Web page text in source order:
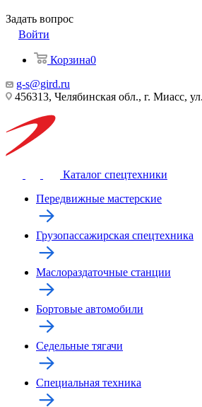
Задать вопрос
Войти
Корзина0
g-s@gird.ru
456313, Челябинская обл., г. Миасс,
Каталог спецтехники
Передвижные мастерские
Грузопассажирская спецтехника
Маслораздаточные станции
Бортовые автомобили
Седельные тягачи
Специальная техника